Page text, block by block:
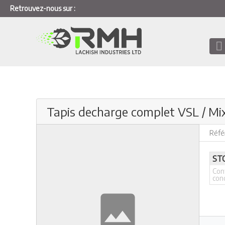
Retrouvez-nous sur :
Tapis decharge complet VSL /